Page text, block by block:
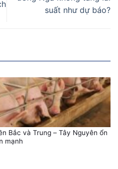
suất như dự báo?
Bắc và Trung – Tây Nguyên ổn
mạnh